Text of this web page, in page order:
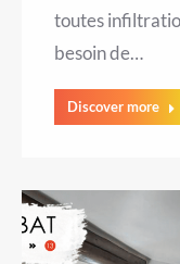
toutes
besoin de…
Discover more